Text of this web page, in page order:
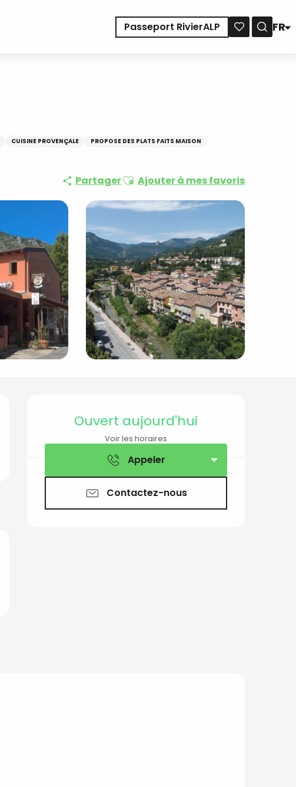
Passeport RivierALP
FR
CUISINE PROVENÇALE PROPOSE DES PLATS FAITS MAISON
PartagerAjouter aux favoris
Ajouter à mes favoris
Ouverture et
Ouvert aujourd'hui
Voir les horaires
Appeler
Contactez-nous